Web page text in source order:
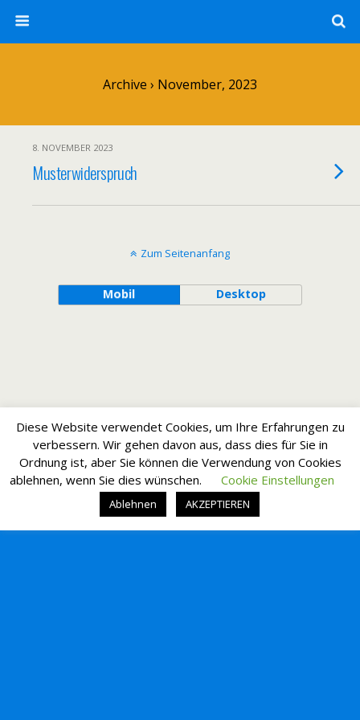
Archive › November, 2023
8. NOVEMBER 2023
Musterwiderspruch
Zum Seitenanfang
Mobil Desktop
Diese Website verwendet Cookies, um Ihre Erfahrungen zu
verbessern. Wir gehen davon aus, dass dies für Sie in
Ordnung ist, aber Sie können die Verwendung von Cookies
ablehnen, wenn Sie dies wünschen.
Cookie Einstellungen
Ablehnen AKZEPTIEREN